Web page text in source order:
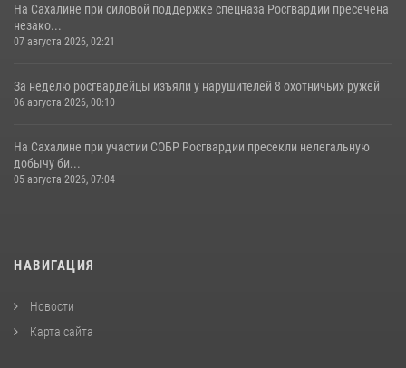
На Сахалине при силовой поддержке спецназа Росгвардии пресечена
незако...
07 августа 2026, 02:21
За неделю росгвардейцы изъяли у нарушителей 8 охотничьих ружей
06 августа 2026, 00:10
На Сахалине при участии СОБР Росгвардии пресекли нелегальную
добычу би...
05 августа 2026, 07:04
НАВИГАЦИЯ
Новости
Карта сайта